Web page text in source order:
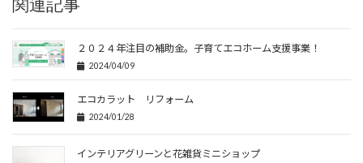
関連記事
２０２４年注目の補助金。子育てエコホーム支援事業！
2024/04/09
エコカラット リフォーム
2024/01/28
インテリアグリーンと花雑貨ミニショップ